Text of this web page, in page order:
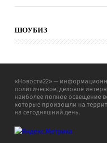
ШОУБИЗ
«Новости22» —
политическое, деловое
наиболее полное освещение
которые произошли на
на сегодняшний день.